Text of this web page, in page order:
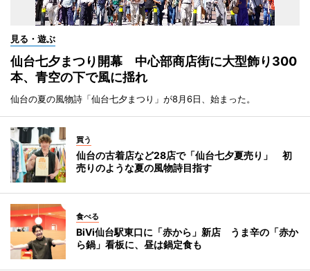
見る・遊ぶ
仙台七夕まつり開幕 中心部商店街に大型飾り300
本、青空の下で風に揺れ
仙台の夏の風物詩「仙台七夕まつり」が8月6日、始まった。
買う
仙台の古着店など28店で「仙台七夕夏売り」 初
売りのような夏の風物詩目指す
食べる
BiVi仙台駅東口に「赤から」新店 うま辛の「赤か
ら鍋」看板に、昼は鍋定食も